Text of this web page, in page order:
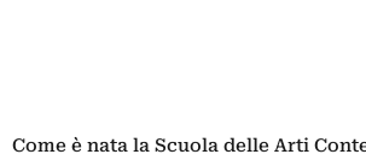
Come è nata la Scuola delle Arti